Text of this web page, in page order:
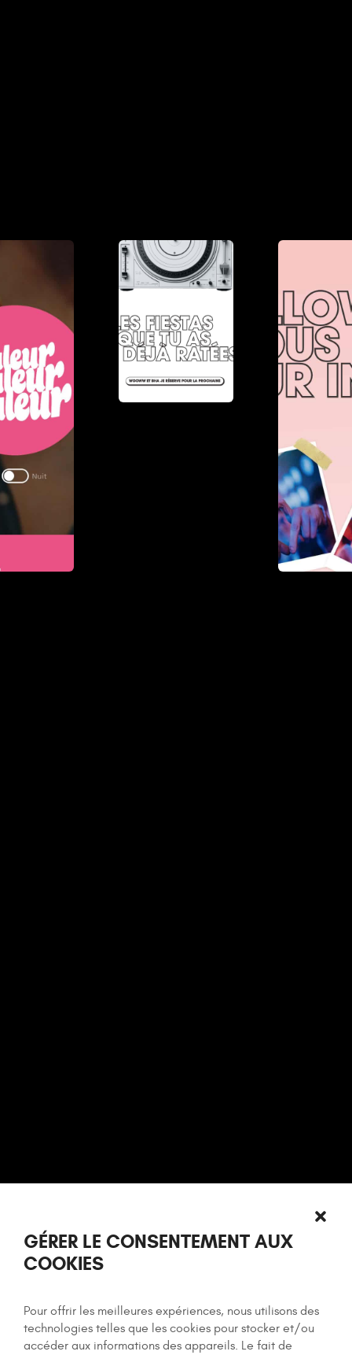
GÉRER LE CONSENTEMENT AUX
COOKIES
Pour offrir les meilleures expériences, nous utilisons des
technologies telles que les cookies pour stocker et/ou
accéder aux informations des appareils. Le fait de